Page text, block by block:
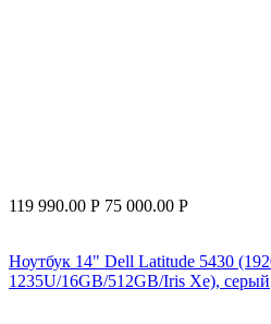
119 990.00 Р 75 000.00 Р
Ноутбук 14" Dell Latitude 5430
1235U/16GB/512GB/Iris Xe), серый